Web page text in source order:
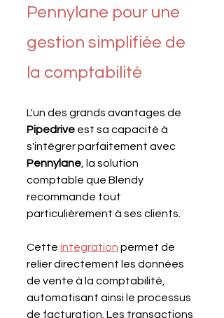
Pennylane pour une
gestion simplifiée de
la comptabilité
L'un des grands avantages de
Pipedrive est sa capacité à
s'intégrer parfaitement avec
Pennylane , la solution
comptable que Blendy
recommande tout
particulièrement à ses clients.
Cette intégration permet de
relier directement les données
de vente à la comptabilité,
automatisant ainsi le processus
de facturation. Les transactions